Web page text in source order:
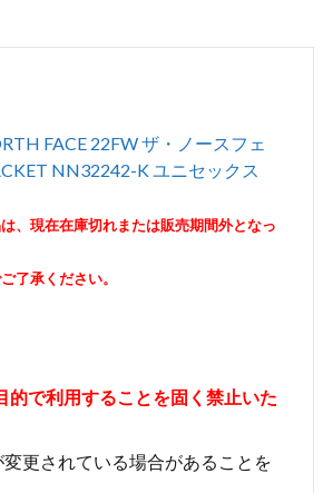
FACE 22FW ザ・ノースフェ
NN32242-K ユニセックス
、現在在庫切れまたは販売期間外となっ
了承ください。
で利用することを固く禁止いた
更されている場合があることを